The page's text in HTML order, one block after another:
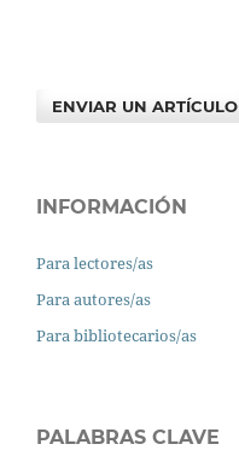
ENVIAR UN ARTÍCULO
INFORMACIÓN
Para lectores/as
Para autores/as
Para bibliotecarios/as
PALABRAS CLAVE